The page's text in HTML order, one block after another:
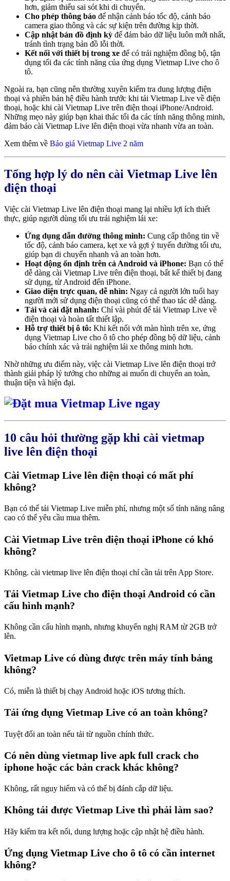
hơn, giảm thiểu sai sót khi di chuyển.
Cho phép thông báo để nhận cảnh báo tốc độ, cảnh báo
camera giao thông và các sự kiện trên đường kịp thời.
Cập nhật bản đồ định kỳ để đảm bảo dữ liệu luôn mới nhất,
tránh tình trạng bản đồ lỗi thời.
Kết nối với thiết bị trong xe để có trải nghiệm đồng bộ, tận
dụng tối đa các tính năng của ứng dụng Vietmap Live cho ô
tô.
Ngoài ra, bạn cũng nên thường xuyên kiểm tra dung lượng điện
thoại và phiên bản hệ điều hành trước khi tải Vietmap Live về điện
thoại, hoặc khi cài Vietmap Live trên điện thoại iPhone/Android.
Những mẹo này giúp bạn khai thác tối đa các tính năng thông minh,
đảm bảo cài Vietmap Live lên điện thoại vừa nhanh vừa an toàn.
Xem thêm về Báo giá Vietmap Live 2 năm
Tổng hợp lý do nên cài Vietmap Live lên
điện thoại
Việc cài Vietmap Live lên điện thoại mang lại nhiều lợi ích thiết
thực, giúp người dùng tối ưu trải nghiệm lái xe:
Ứng dụng dẫn đường thông minh: Cung cấp thông tin về
tốc độ, cảnh báo camera, kẹt xe và gợi ý tuyến đường tối ưu,
giúp bạn di chuyển nhanh và an toàn hơn.
Hoạt động ổn định trên cả Android và iPhone: Bạn có thể
dễ dàng cài Vietmap Live trên điện thoại, bất kể thiết bị đang
sử dụng, từ Android đến iPhone.
Giao diện trực quan, dễ nhìn: Ngay cả người lớn tuổi hay
người mới sử dụng điện thoại cũng có thể thao tác dễ dàng.
Tải và cài đặt nhanh: Chỉ vài phút để tải Vietmap Live về
điện thoại và hoàn tất thiết lập.
Hỗ trợ thiết bị ô tô: Khi kết nối với màn hình trên xe, ứng
dụng Vietmap Live cho ô tô cho phép đồng bộ dữ liệu, cảnh
báo chính xác và trải nghiệm lái xe thông minh hơn.
Nhờ những ưu điểm này, việc cài Vietmap Live lên điện thoại trở
thành giải pháp lý tưởng cho những ai muốn di chuyển an toàn,
thuận tiện và hiện đại.
10 câu hỏi thường gặp khi cài vietmap
live lên điện thoại
Cài Vietmap Live lên điện thoại có mất phí
không?
Bạn có thể tải Vietmap Live miễn phí, nhưng một số tính năng nâng
cao có thể yêu cầu mua thêm.
Cài Vietmap Live trên điện thoại iPhone có khó
không?
Không. cài vietmap live lên điện thoại chỉ cần tải trên App Store.
Tải Vietmap Live cho điện thoại Android có cần
cấu hình mạnh?
Không cần cấu hình mạnh, nhưng khuyến nghị RAM từ 2GB trở
lên.
Vietmap Live có dùng được trên máy tính bảng
không?
Có, miễn là thiết bị chạy Android hoặc iOS tương thích.
Tải ứng dụng Vietmap Live có an toàn không?
Tuyệt đối an toàn nếu tải từ nguồn chính thức.
Có nên dùng vietmap live apk full crack cho
iphone hoặc các bản crack khác không?
Không, rất nguy hiểm và có thể bị đánh cắp dữ liệu.
Không tải được Vietmap Live thì phải làm sao?
Hãy kiểm tra kết nối, dung lượng hoặc cập nhật hệ điều hành.
Ứng dụng Vietmap Live cho ô tô có cần internet
không?